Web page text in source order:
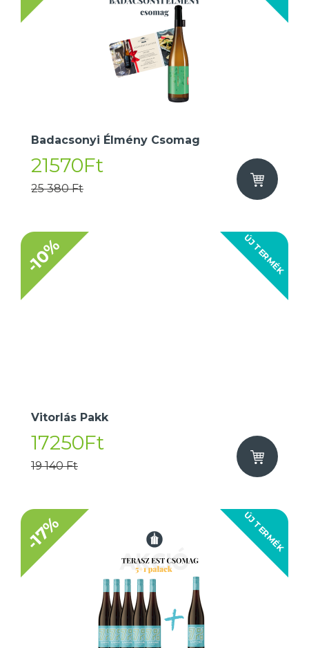
Badacsonyi Élmény Csomag
21570Ft
25 380 Ft
ÚJ TERMÉK
-10%
Vitorlás Pakk
17250Ft
19 140 Ft
ÚJ TERMÉK
-17%